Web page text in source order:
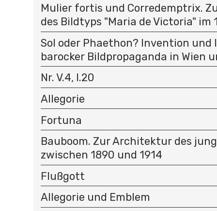
Mulier fortis und Corredemptrix.
des Bildtyps "Maria de Victoria" im
Sol oder Phaethon? Invention
barocker Bildpropaganda in Wien
Nr. V.4, I.20
Allegorie
Fortuna
Bauboom. Zur Architektur des
zwischen 1890 und 1914
Flußgott
Allegorie und Emblem